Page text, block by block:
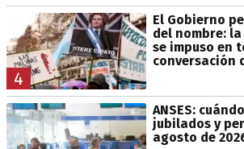
4
El Gobierno
del nombre:
se impuso en
conversación
ANSES:
jubilados y
agosto de